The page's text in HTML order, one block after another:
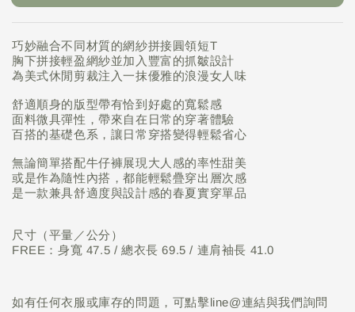
巧妙融合不同材質的網紗拼接圓領短T
胸下拼接輕盈網紗並加入豐富的抓皺設計
為美式休閒剪裁注入一抹優雅的浪漫女人味
舒適順身的版型帶有恰到好處的寬鬆感
面料微具彈性，帶來自在日常的穿著體驗
百搭的基礎色系，讓日常穿搭變得輕鬆省心
無論簡單搭配牛仔褲展現大人感的率性甜美
或是作為隨性內搭，都能輕鬆疊穿出層次感
是一款兼具舒適度與設計感的春夏實穿單品
尺寸（平量／公分）
FREE：身寬 47.5 / 總衣長 69.5 / 連肩袖長 41.0
如有任何衣服或庫存的問題，可點擊line@連結與我們詢問